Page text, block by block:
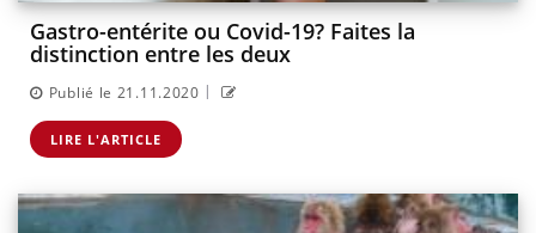
Gastro-entérite ou Covid-19? Faites la
distinction entre les deux
Publié le 21.11.2020 |
LIRE L'ARTICLE